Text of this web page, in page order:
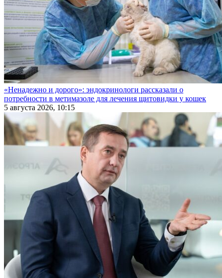
«Ненадежно и дорого»: эндокринологи рассказали о
потребности в метимазоле для лечения щитовидки у кошек
5 августа 2026, 10:15